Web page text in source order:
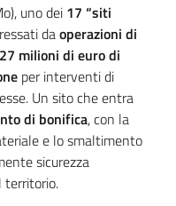
uno dei 17 “siti
daoperazioni di
27 milioni di euro di
per interventi di
Un sito che entra
di bonifica, con la
e lo smaltimento
sicurezza
territorio.